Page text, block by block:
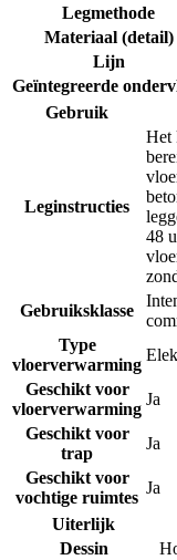
Legmethode
Materiaal (detail)
Lijn
Geïntegreerde
Gebruik
Leginstructies
Het
48
Gebruiksklasse
Type
vloerverwarming
Geschikt voor
vloerverwarming
Ja
Geschikt voor
trap
Ja
Geschikt voor
vochtige ruimtes
Ja
Uiterlijk
Dessin